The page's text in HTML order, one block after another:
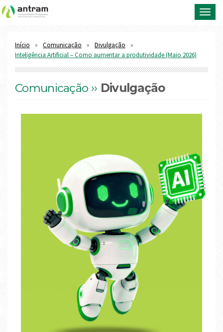
Início Comunicação
Divulgação
Inteligência Artificial – Como aumentar a produtividade (Maio 2026)
Comunicação ›› Divulgação